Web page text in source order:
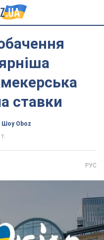
ставки
Шоу Oboz
РУС